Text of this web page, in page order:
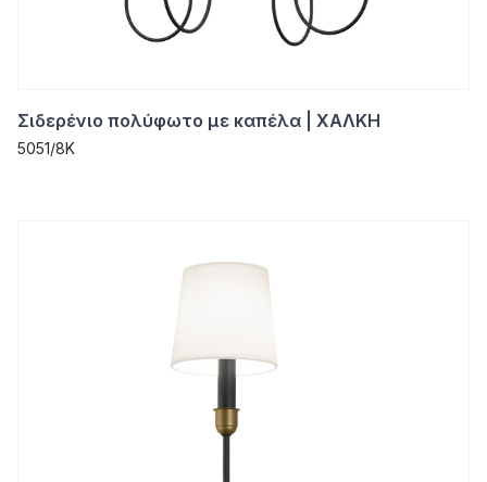
Σιδερένιο πολύφωτο με καπέλα | ΧΑΛΚΗ
5051/8K